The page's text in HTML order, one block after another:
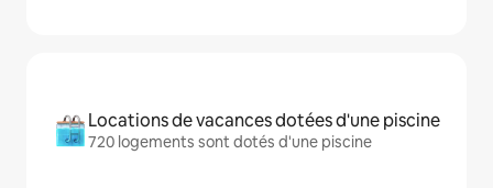
Locations de vacances dotées d'une piscine
720 logements sont dotés d'une piscine